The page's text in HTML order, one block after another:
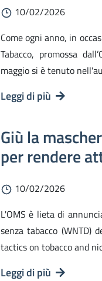
10/02/2026
Come ogni anno, in
Tabacco, promossa
maggio si è tenuto
Leggi di più
Giù la
per rendere
10/02/2026
L'OMS è lieta di
senza tabacco (WNTD)
tactics on tobacco and
Leggi di più